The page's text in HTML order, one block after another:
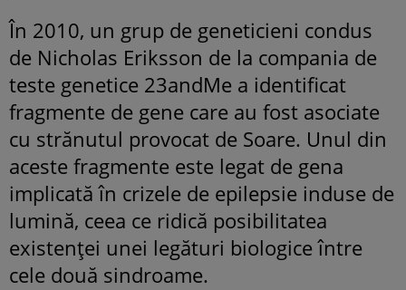
În 2010, un grup de geneticieni condus
de Nicholas Eriksson de la compania de
teste genetice 23andMe a identificat
fragmente de gene care au fost asociate
cu strănutul provocat de Soare. Unul din
aceste fragmente este legat de gena
implicată în crizele de epilepsie induse de
lumină, ceea ce ridică posibilitatea
existenței unei legături biologice între
cele două sindroame.